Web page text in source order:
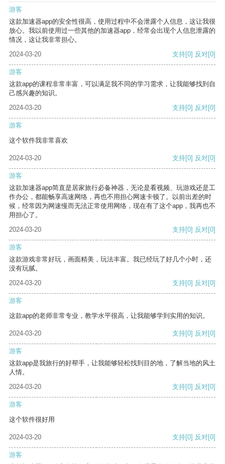
游客
这款加速器app的安全性很高，使用过程中不会泄露个人信息，这让我很
放心。我以前使用过一些其他的加速器app，经常会出现个人信息泄露的
情况，这让我非常担心。
2024-03-20
支持[0] 反对[0]
游客
这款app的课程非常丰富，可以满足我不同的学习需求，让我能够找到自
己感兴趣的知识。
2024-03-20
支持[0] 反对[0]
游客
这个软件我非常喜欢
2024-03-20 支持[0] 反对[0]
游客
这款加速器app简直是居家旅行必备神器，无论是看视频、玩游戏还是工
作办公，都能畅享高速网络，再也不用担心网速卡顿了。以前出差的时
候，经常因为网速慢而无法正常使用网络，现在有了这个app，我再也不
用担心了。
2024-03-20
支持[0] 反对[0]
游客
这款游戏非常好玩，画面精美，玩法丰富。我已经玩了好几个小时，还
没有玩腻。
2024-03-20
支持[0] 反对[0]
游客
这款app的老师非常专业，教学水平很高，让我能够学到实用的知识。
2024-03-20 支持[0] 反对[0]
游客
这款app是我旅行的好帮手，让我能够轻松找到目的地，了解当地的风土
人情。
2024-03-20
支持[0] 反对[0]
游客
这个软件很好用
2024-03-20 支持[0] 反对[0]
游客